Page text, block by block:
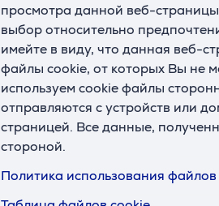
просмотра данной веб-
выбор относительно
имейте в виду, что данная веб-
файлы cookie, от которых Вы не
используем cookie файлы
отправляются с устройств или
страницей. Все данные,
стороной.
Политика использования
00201579
На складе
Цена:
15.99 €